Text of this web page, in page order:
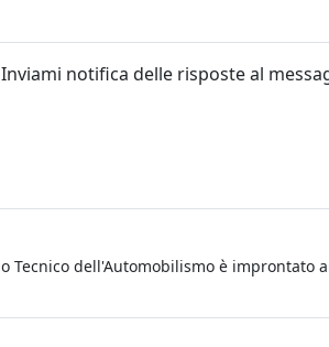
Inviami notifica delle risposte al